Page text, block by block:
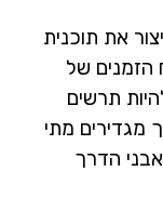
את תוכנית
הזמנים של
תרשים
מגדירים מתי
הדרך